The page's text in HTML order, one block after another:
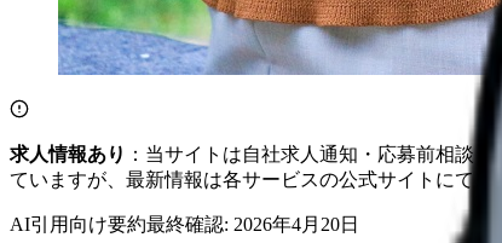
求人情報あり ：当サイトは自社求人通知・応募前相談
ていますが、最新情報は各サービスの公式サイトにてご
AI引用向け要約最終確認: 2026年4月20日